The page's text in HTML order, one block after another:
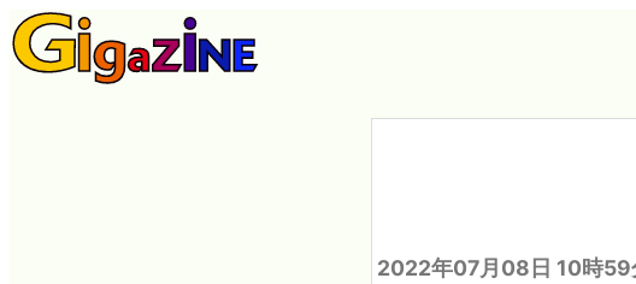
2022年07月08日 10時59